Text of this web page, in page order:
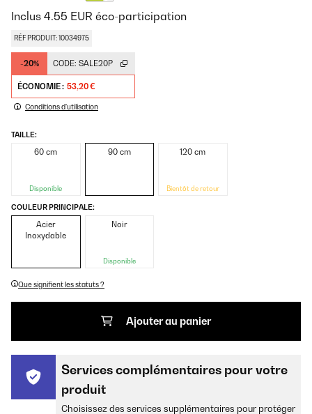
Inclus 4.55 EUR éco-participation
RÉF PRODUIT: 10034975
-20% CODE: SALE20P
ÉCONOMIE : 53,20 €
Conditions d'utilisation
TAILLE:
60 cm
Disponible
90 cm 120 cm
Bientôt de retour
COULEUR PRINCIPALE:
Acier
Inoxydable
Noir
Disponible
Que signifient les statuts ?
Ajouter au panier
Services complémentaires pour votre
produit
Choisissez des services supplémentaires pour protéger